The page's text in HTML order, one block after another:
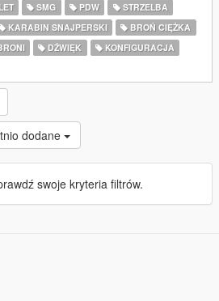
SMG PDW
STRZELBA
KARABIN SNAJPERSKI
BROŃ CIĘŻKA
DŹWIĘK
KONFIGURACJA
dodane
swoje kryteria filtrów.